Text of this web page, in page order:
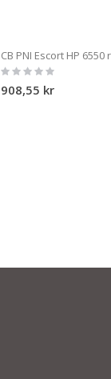
Rating:
0%
908,55 kr